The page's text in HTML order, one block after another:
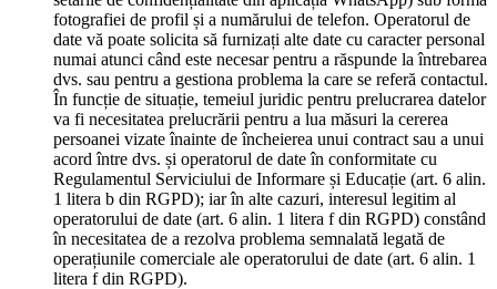
fotografiei de profil și a numărului de telefon. Operatorul de
date vă poate solicita să furnizați alte date cu caracter personal
numai atunci când este necesar pentru a răspunde la întrebarea
dvs. sau pentru a gestiona problema la care se referă contactul.
În funcție de situație, temeiul juridic pentru prelucrarea datelor
va fi necesitatea prelucrării pentru a lua măsuri la cererea
persoanei vizate înainte de încheierea unui contract sau a unui
acord între dvs. și operatorul de date în conformitate cu
Regulamentul Serviciului de Informare și Educație (art. 6 alin.
1 litera b din RGPD); iar în alte cazuri, interesul legitim al
operatorului de date (art. 6 alin. 1 litera f din RGPD) constând
în necesitatea de a rezolva problema semnalată legată de
operațiunile comerciale ale operatorului de date (art. 6 alin. 1
litera f din RGPD).